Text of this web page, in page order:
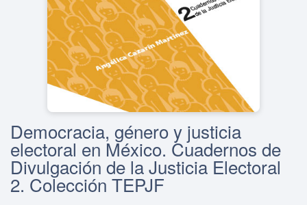
Democracia, género y justicia
electoral en México. Cuadernos de
Divulgación de la Justicia Electoral
2. Colección TEPJF